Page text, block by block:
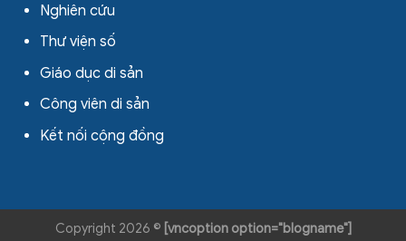
Nghiên cứu
Thư viện số
Giáo dục di sản
Công viên di sản
Kết nối cộng đồng
Copyright 2026 © [vncoption option="blogname"]